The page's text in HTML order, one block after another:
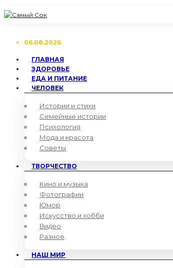
06.08.2026
ГЛАВНАЯ
ЗДОРОВЬЕ
ЕДА И ПИТАНИЕ
ЧЕЛОВЕК
Истории и стихи
Семейные истории
Психология
Мода и красота
Советы
ТВОРЧЕСТВО
Кино и музыка
Фотографии
Юмор
Искусство и хобби
Видео
Разное
НАШ МИР